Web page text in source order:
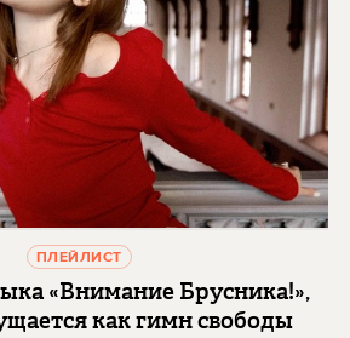
ПЛЕЙЛИСТ
«Внимание Брусника!»,
как гимн свободы